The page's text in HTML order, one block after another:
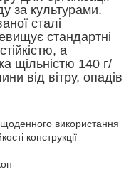
за культурами.
сталі
стандартні
а
щільністю 140 г/
від вітру, опадів
використання
конструкції